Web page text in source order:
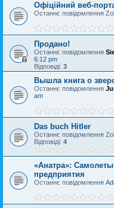
Офіційний веб-
Останнє повідомлення
Продано!
Останнє повідомлення
6:12 pm
Відповіді: 3
Вышла книга о
Останнє повідомлення
am
Das buch Hitler
Останнє повідомлення
Відповіді: 4
«Анатра»: Самолеты
предприятия
Останнє повідомлення